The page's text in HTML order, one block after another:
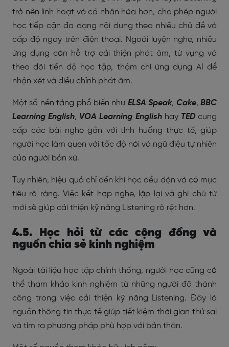
trở nên linh hoạt và cá nhân hóa hơn, cho phép người
học tiếp cận đa dạng nội dung theo nhiều chủ đề và
cấp độ ngay trên điện thoại. Ngoài luyện nghe, nhiều
ứng dụng còn hỗ trợ cải thiện phát âm, từ vựng và
theo dõi tiến độ học tập, thậm chí ứng dụng AI để
nhận xét và điều chỉnh phát âm.
Một số nền tảng phổ biến như ELSA Speak, Cake,BBC
Learning English, VOA Learning Englishhay TEDcung
cấp các bài nghe gắn với tình huống thực tế, giúp
người học làm quen với tốc độ nói và ngữ điệu tự nhiên
của người bản xứ.
Tuy nhiên, hiệu quả chỉ đến khi học đều đặn và có mục
tiêu rõ ràng. Việc kết hợp nghe, lặp lại và ghi chú từ
mới sẽ giúp cải thiện kỹ năng Listening rõ rệt hơn.
4.5. Học hỏi từ các cộng đồng và
nguồn chia sẻ kinh nghiệm
Ngoài tài liệu học tập chính thống, người học cũng có
thể tham khảo kinh nghiệm từ những người đã thành
công trong việc cải thiện kỹ năng Listening. Đây là
nguồn thông tin thực tế giúp tiết kiệm thời gian thử sai
và tìm ra phương pháp phù hợp với bản thân.